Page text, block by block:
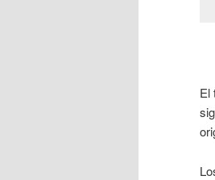
El